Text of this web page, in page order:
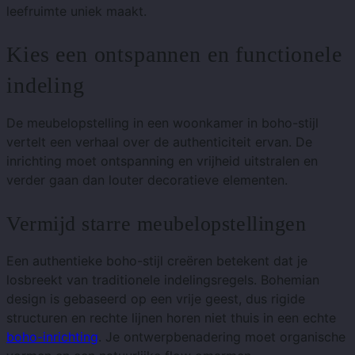
leefruimte uniek maakt.
Kies een ontspannen en functionele
indeling
De meubelopstelling in een woonkamer in boho-stijl
vertelt een verhaal over de authenticiteit ervan. De
inrichting moet ontspanning en vrijheid uitstralen en
verder gaan dan louter decoratieve elementen.
Vermijd starre meubelopstellingen
Een authentieke boho-stijl creëren betekent dat je
losbreekt van traditionele indelingsregels. Bohemian
design is gebaseerd op een vrije geest, dus rigide
structuren en rechte lijnen horen niet thuis in een echte
boho-inrichting. Je ontwerpbenadering moet organische